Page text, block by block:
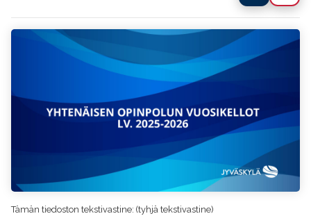
Tämän tiedoston tekstivastine: (tyhjä tekstivastine)